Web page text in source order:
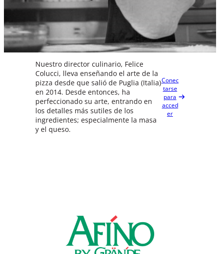
Nuestro director culinario, Felice
Colucci, lleva enseñando el arte de la
pizza desde que salió de Puglia (Italia)
en 2014. Desde entonces, ha
perfeccionado su arte, entrando en
los detalles más sutiles de los
ingredientes; especialmente la masa
y el queso.
Conec
tarse
para
acced
er